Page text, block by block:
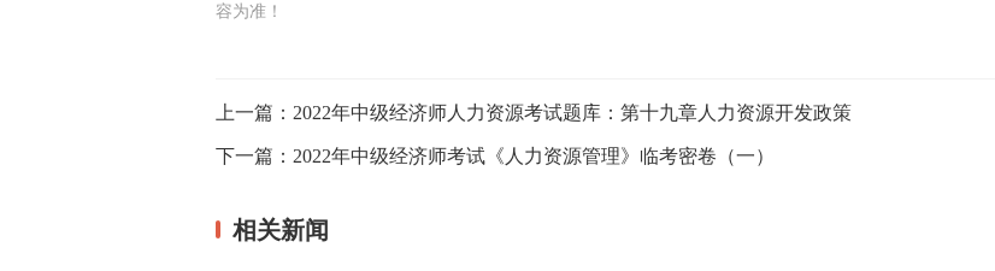
容为准！
上一篇： 2022年中级经济师人力资源考试题库：第十九章人力资源开发政策
下一篇： 2022年中级经济师考试《人力资源管理》临考密卷（一）
相关新闻